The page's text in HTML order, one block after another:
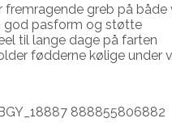
fremragende greb på
god pasform og støtte
til lange dage på farten
fødderne kølige under
888855806882